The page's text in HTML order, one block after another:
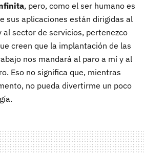
, pero, como el ser humano es
sus aplicaciones están dirigidas al
sector de servicios, pertenezco
creen que la implantación de las
nos mandará al paro a mí y al
Eso no significa que, mientras
no pueda divertirme un poco